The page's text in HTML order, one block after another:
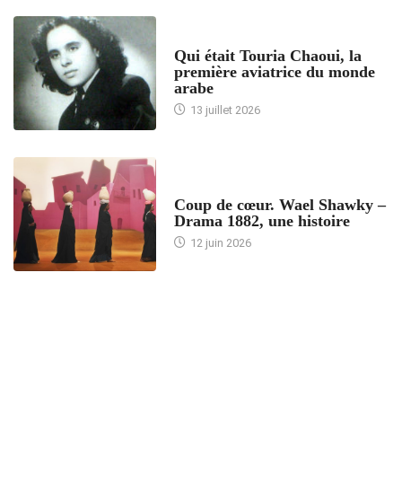
Qui était Touria Chaoui, la
première aviatrice du monde
arabe
13 juillet 2026
Coup de cœur. Wael Shawky –
Drama 1882, une histoire
12 juin 2026